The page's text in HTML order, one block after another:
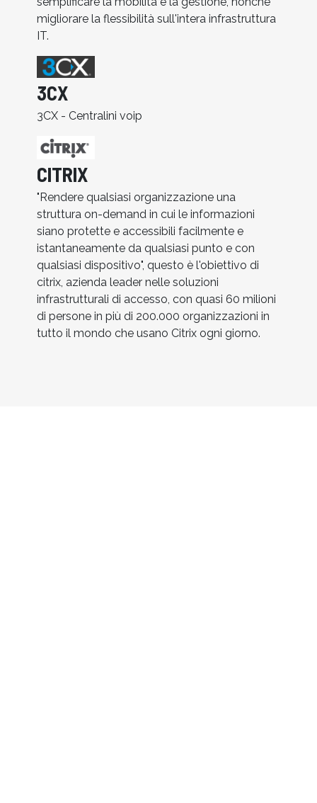
migliorare la flessibilità sull'intera infrastruttura
IT.
3CX
3CX - Centralini voip
CITRIX
"Rendere qualsiasi organizzazione una
struttura on-demand in cui le informazioni
siano protette e accessibili facilmente e
istantaneamente da qualsiasi punto e con
qualsiasi dispositivo", questo è l'obiettivo di
citrix, azienda leader nelle soluzioni
infrastrutturali di accesso, con quasi 60 milioni
di persone in più di 200.000 organizzazioni in
tutto il mondo che usano Citrix ogni giorno.